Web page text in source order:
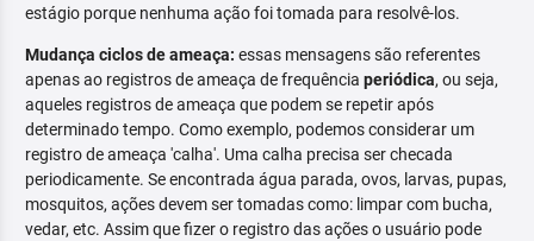
estágio porque nenhuma ação foi tomada para resolvê-los.
Mudança ciclos de ameaça: essas mensagens são referentes
apenas ao registros de ameaça de frequência periódica, ou seja,
aqueles registros de ameaça que podem se repetir após
determinado tempo. Como exemplo, podemos considerar um
registro de ameaça 'calha'. Uma calha precisa ser checada
periodicamente. Se encontrada água parada, ovos, larvas, pupas,
mosquitos, ações devem ser tomadas como: limpar com bucha,
vedar, etc. Assim que fizer o registro das ações o usuário pode